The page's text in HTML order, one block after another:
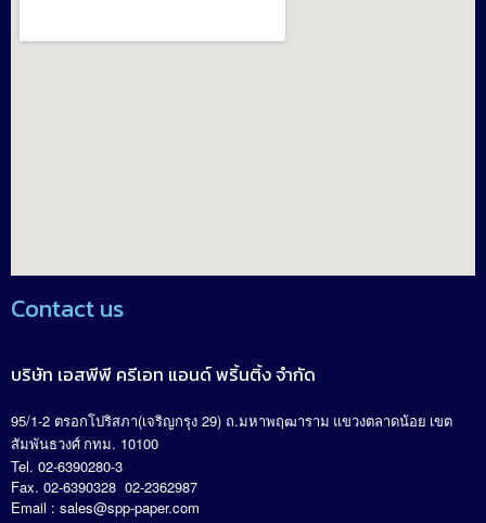
Contact us
บริษัท เอสพีพี ครีเอท แอนด์ พริ้นติ้ง จำกัด
95/1-2 ตรอกโปริสภา(เจริญกรุง 29) ถ.มหาพฤฒาราม แขวงตลาดน้อย เขต
สัมพันธวงศ์ กทม. 10100
Tel. 02-6390280-3
Fax. 02-6390328 02-2362987
Email : sales@spp-paper.com